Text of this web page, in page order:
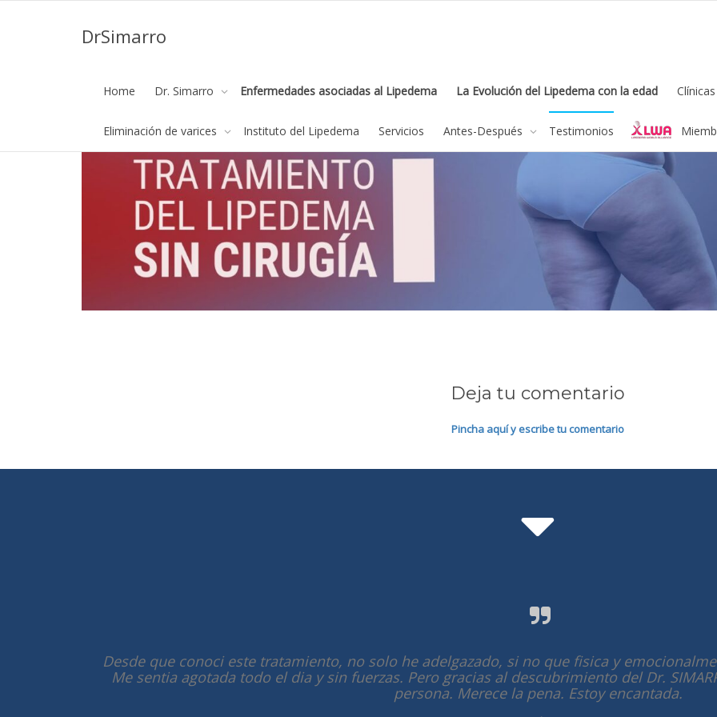
DrSimarro
Home Dr. Simarro Enfermedades asociadas al Lipedema La Evolución del Lipedema con la edad Clínicas
Eliminación de varices Instituto del Lipedema Servicios Antes-Después Testimonios
Deja tu comentario
Pincha aquí y escribe tu comentario
Desde que conoci este tratamiento, no solo he adelgazado, si no que fisica y
Me sentia agotada todo el dia y sin fuerzas. Pero gracias al descubrimiento del Dr.
persona. Merece la pena. Estoy encantada.